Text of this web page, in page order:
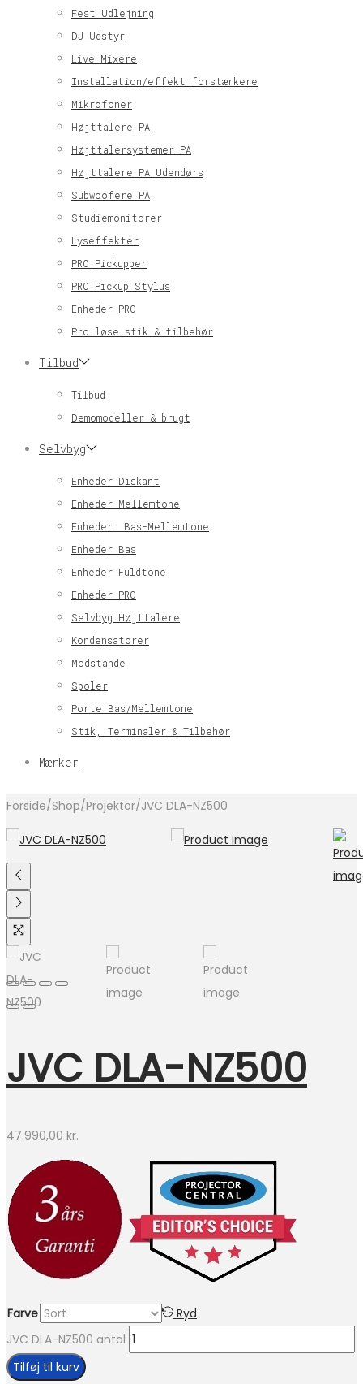
Fest Udlejning
DJ Udstyr
Live Mixere
Installation/effekt forstærkere
Mikrofoner
Højttalere PA
Højttalersystemer PA
Højttalere PA Udendørs
Subwoofere PA
Studiemonitorer
Lyseffekter
PRO Pickupper
PRO Pickup Stylus
Enheder PRO
Pro løse stik & tilbehør
Tilbud
Tilbud
Demomodeller & brugt
Selvbyg
Enheder Diskant
Enheder Mellemtone
Enheder: Bas-Mellemtone
Enheder Bas
Enheder Fuldtone
Enheder PRO
Selvbyg Højttalere
Kondensatorer
Modstande
Spoler
Porte Bas/Mellemtone
Stik, Terminaler & Tilbehør
Mærker
Forside/Shop/Projektor/JVC DLA-NZ500
JVC DLA-NZ500
47.990,00 kr.
Farve
Ryd
JVC DLA-NZ500 antal
Tilføj til kurv